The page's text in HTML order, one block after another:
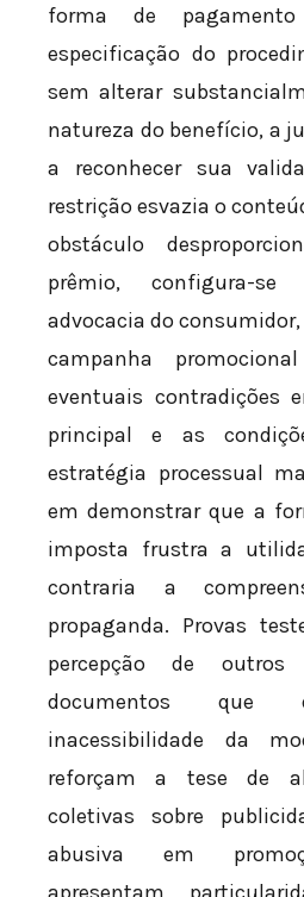
forma de
especificação do
sem alterar
natureza do benefício, a
a reconhecer sua
restrição esvazia o
obstáculo
prêmio, configura-se
advocacia do
campanha
eventuais contradições
principal e as
estratégia processual
em demonstrar que a
imposta frustra a
contraria a
propaganda. Provas
percepção de outros
documentos que
inacessibilidade da
reforçam a tese de
coletivas sobre
abusiva em
apresentam